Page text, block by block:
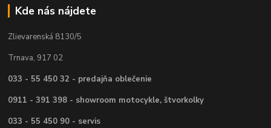
Kde nás nájdete
Zlievarenská 8130/5
Trnava, 917 02
033 - 55 450 32 - predajňa oblečenie
0911 - 391 398 - showroom motocykle, štvorkolky
033 - 55 450 90 - servis